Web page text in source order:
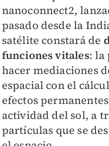
nanoconnect2,
pasado desde la
satélite constará de
funciones vitales: la
hacer mediaciones
espacial con el
efectos
actividad del sol, a
partículas que se